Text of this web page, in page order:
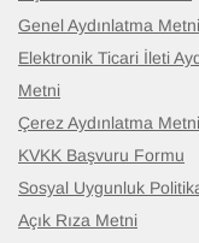
Genel Aydınlatma Metni
Elektronik Ticari İleti
Metni
Çerez Aydınlatma Metni
KVKK Başvuru Formu
Sosyal Uygunluk
Açık Rıza Metni